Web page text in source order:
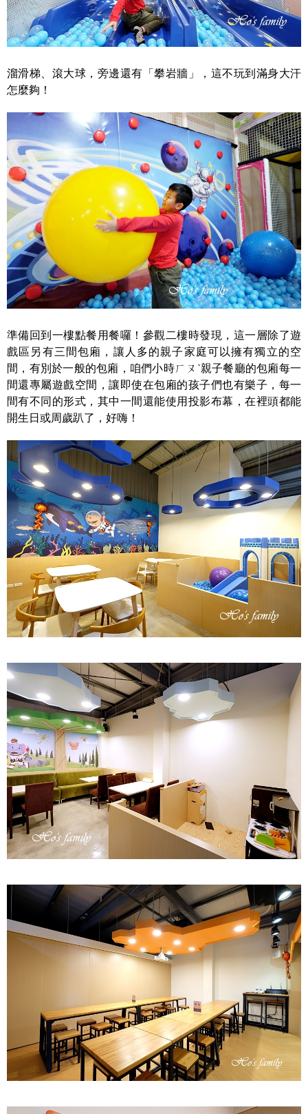
溜滑梯、滾大球，旁邊還有「攀岩牆」，這不玩到滿身大汗
怎麼夠！
準備回到一樓點餐用餐囉！參觀二樓時發現，這一層除了遊
戲區另有三間包廂，讓人多的親子家庭可以擁有獨立的空
間，有別於一般的包廂，咱們小時ㄏㄡˋ親子餐廳的包廂每一
間還專屬遊戲空間，讓即使在包廂的孩子們也有樂子，每一
間有不同的形式，其中一間還能使用投影布幕，在裡頭都能
開生日或周歲趴了，好嗨！